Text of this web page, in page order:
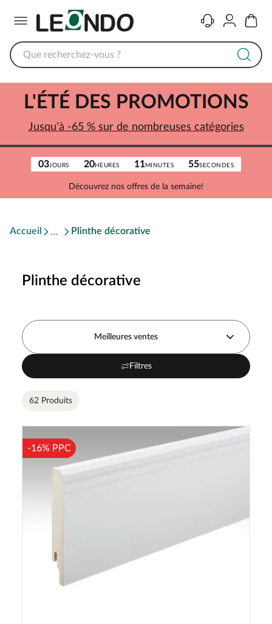
ContactComptePanier
03JOURS 20HEURES 11MINUTES 55SECONDES
Découvrez nos offres de la semaine!
L'ÉTÉ DES PROMOTIONS
Jusqu’à -65 % sur de nombreuses catégories
Accueil Plinthe décorative
Plinthe décorative
Meilleures ventes
Filtres
62 Produits
-16% PPC